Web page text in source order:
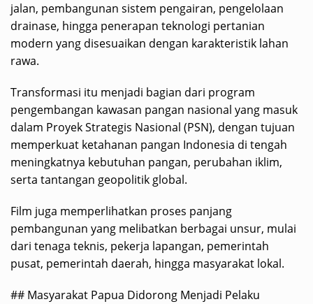
jalan, pembangunan sistem pengairan, pengelolaan
drainase, hingga penerapan teknologi pertanian
modern yang disesuaikan dengan karakteristik lahan
rawa.
Transformasi itu menjadi bagian dari program
pengembangan kawasan pangan nasional yang masuk
dalam Proyek Strategis Nasional (PSN), dengan tujuan
memperkuat ketahanan pangan Indonesia di tengah
meningkatnya kebutuhan pangan, perubahan iklim,
serta tantangan geopolitik global.
Film juga memperlihatkan proses panjang
pembangunan yang melibatkan berbagai unsur, mulai
dari tenaga teknis, pekerja lapangan, pemerintah
pusat, pemerintah daerah, hingga masyarakat lokal.
## Masyarakat Papua Didorong Menjadi Pelaku